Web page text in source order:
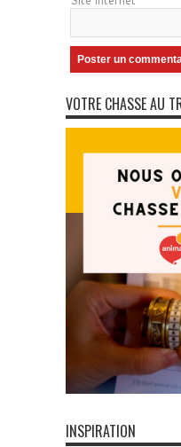
VOTRE CHASSE AU
INSPIRATION